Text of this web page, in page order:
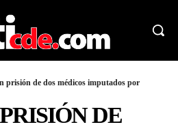
prisión de dos médicos imputados por
DE